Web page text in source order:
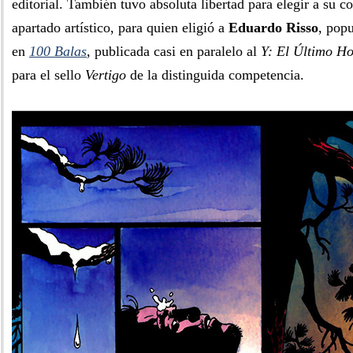
editorial. También tuvo absoluta libertad para elegir a su
apartado artístico, para quien eligió a Eduardo Risso,
en 100 Balas, publicada casi en paralelo al Y: El Último
para el sello Vertigo de la distinguida competencia.